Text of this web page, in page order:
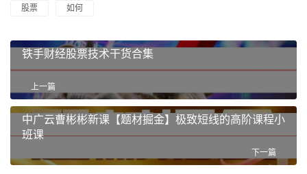
股票 如何
铁手财经股票技术干货合集
上一篇
中广云曹彬彬新课【题材掘金】极致短线的高阶课程小
班课
下一篇